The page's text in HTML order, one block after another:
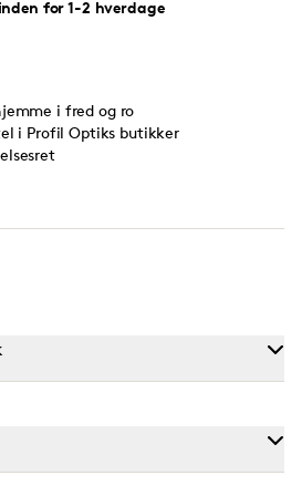
for 1-2 hverdage
i fred og ro
i Profil Optiks butikker